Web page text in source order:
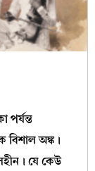
পর্যন্ত
বিশাল অঙ্ক।
যে কেউ